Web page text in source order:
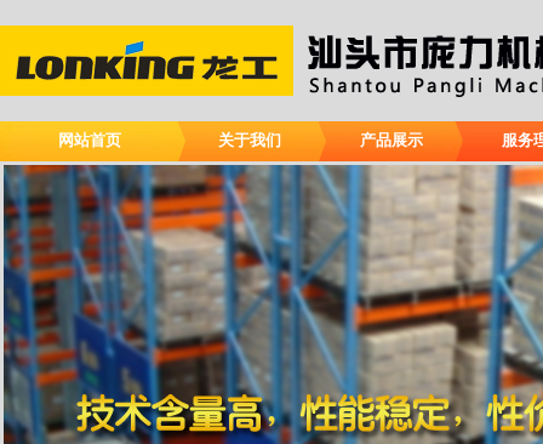
网站首页 关于我们 产品展示 服务